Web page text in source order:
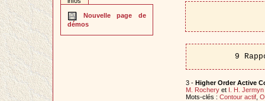
Nouvelle page de
démos
9
3 - Higher Order Active
M. Rocheryet I. H. Jermyn
Mots-clés : Contour actif,